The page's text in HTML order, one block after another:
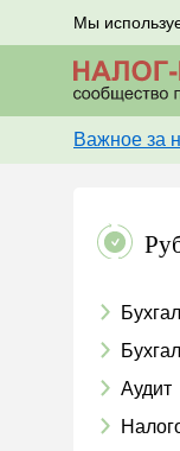
Мы
Важное за
Аудит